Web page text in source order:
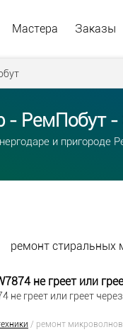
Мастера Заказы
- РемПобут -
и пригороде
ремонт стиральных
не греет или
не греет или греет
/ ремонт